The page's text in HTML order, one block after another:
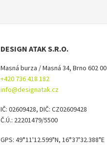
DESIGN ATAK S.R.O.
Masná burza / Masná 34, Brno 602 00
+420 736 418 182
info@designatak.cz
IČ: 02609428, DIČ: CZ02609428
Č.Ú.: 22201479/5500
GPS: 49°11'12.599"N, 16°37'32.388"E